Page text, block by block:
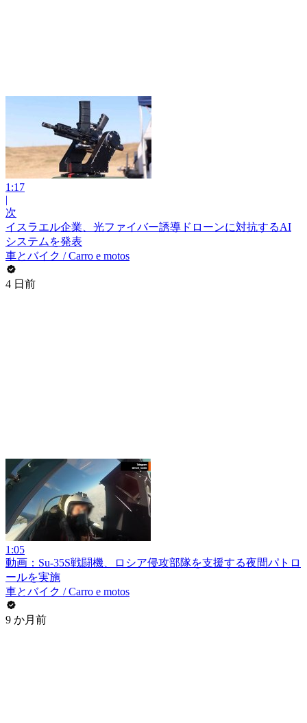
1:17
|
次
イスラエル企業、光ファイバー誘導ドローンに対抗するAI
システムを発表
車とバイク / Carro e motos
4 日前
1:05
動画：Su-35S戦闘機、ロシア侵攻部隊を支援する夜間パトロ
ールを実施
車とバイク / Carro e motos
9 か月前